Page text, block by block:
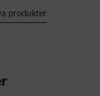
produkter